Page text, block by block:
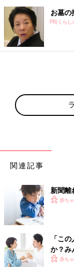
小﨑先生：パタハ
ハラもある可能性
思ったら、転職す
が同じ方向を向い
した。そういう時
が、今は社会が多
に、会社が合わせ
わせて生きていけ
だ100％かなうわ
いくことが求められ
関連：育休をとっ
育休を取りたくて
は、まず社内外で
ょう？ そういっ
で情報交換ができ
でどのように働く
ってみるといいか
お墓の
PR(くら
関連記事
新聞離
赤ち
「こ
か？み
赤ち